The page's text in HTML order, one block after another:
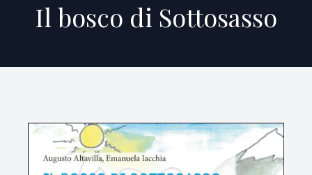
Il bosco di Sottosasso